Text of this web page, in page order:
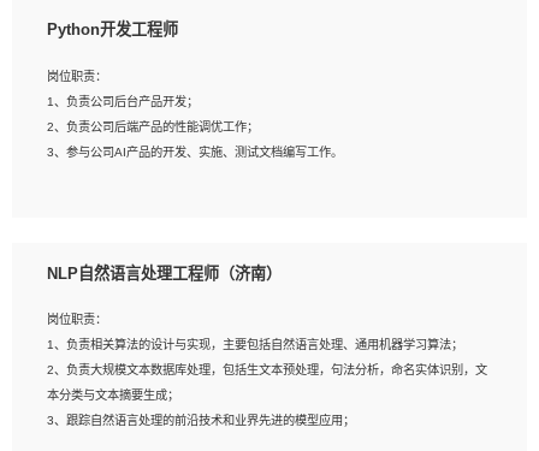
3、熟悉react/vue/angular任何一种前端框架，熟悉react优先；
5、善于沟通，具有团队意识；
Python开发工程师
岗位职责：
1、负责公司后台产品开发；
2、负责公司后端产品的性能调优工作；
3、参与公司AI产品的开发、实施、测试文档编写工作。
验的更佳；
3、熟悉数据库开发，熟悉Mysql、Oracle、MongoDb数据库应用开发其中一种；
4、熟悉Python Wed框架（Django/Flask...）代码能力优秀，熟悉编码规范和具备
良好的文档编写能力）；
5、沟通表达能力强，具备团队协作能力。
NLP自然语言处理工程师（济南）
岗位职责：
1、负责相关算法的设计与实现，主要包括自然语言处理、通用机器学习算法；
2、负责大规模文本数据库处理，包括生文本预处理，句法分析，命名实体识别，文
本分类与文本摘要生成；
3、跟踪自然语言处理的前沿技术和业界先进的模型应用；